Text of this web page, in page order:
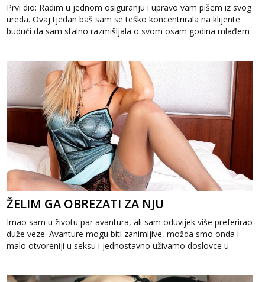
Prvi dio: Radim u jednom osiguranju i upravo vam pišem iz svog
ureda. Ovaj tjedan baš sam se teško koncentrirala na klijente
budući da sam stalno razmišljala o svom osam godina mlađem
ŽELIM GA OBREZATI ZA NJU
Imao sam u životu par avantura, ali sam oduvijek više preferirao
duže veze. Avanture mogu biti zanimljive, možda smo onda i
malo otvoreniji u seksu i jednostavno uživamo doslovce u